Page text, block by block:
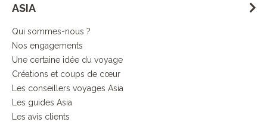
ASIA
Qui sommes-nous ?
Nos engagements
Une certaine idée du voyage
Créations et coups de cœur
Les conseillers voyages Asia
Les guides Asia
Les avis clients